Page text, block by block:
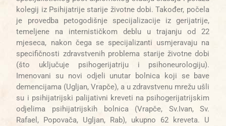
kolegij iz Psihijatrije starije životne dobi.Također, počela
je provedba petogodišnje specijalizacije iz gerijatrije,
temeljene na internističkom deblu u trajanju od 22
mjeseca, nakon čega se specijalizanti usmjeravaju na
specifičnosti zdravstvenih problema starije životne dobi
(što uključuje psihogerijatriju i psihoneurologiju).
Imenovani su novi odjeli unutar bolnica koji se bave
demencijama (Ugljan, Vrapče), a u zdravstvenu mrežu ušli
su i psihijatrijski palijativni kreveti na psihogerijatrijskim
odjelima psihijatrijskih bolnica (Vrapče, Sv.Ivan, Sv.
Rafael, Popovača, Ugljan, Rab), ukupno 62 kreveta. U